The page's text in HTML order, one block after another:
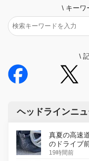
\ キーワ
\
ヘッドラインニ
真夏の高速
のドライブ
19時間前